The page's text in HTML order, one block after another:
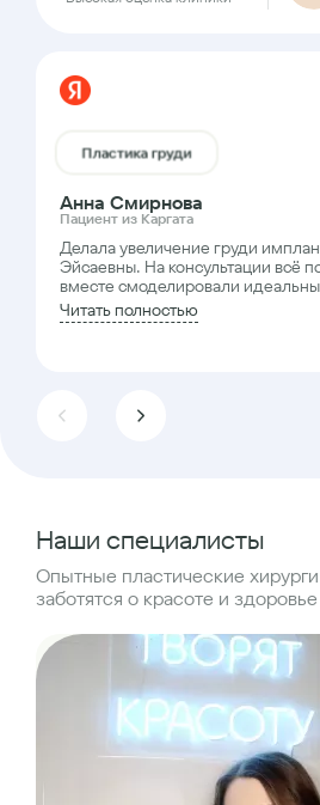
Пластика груди
Анна Смирнова
Пациент из Каргата
Делала увеличение груди
Эйсаевны. На консультации всё
вместе смоделировали
Читать полностью
Наши специалисты
Опытные пластические
заботятся о красоте и